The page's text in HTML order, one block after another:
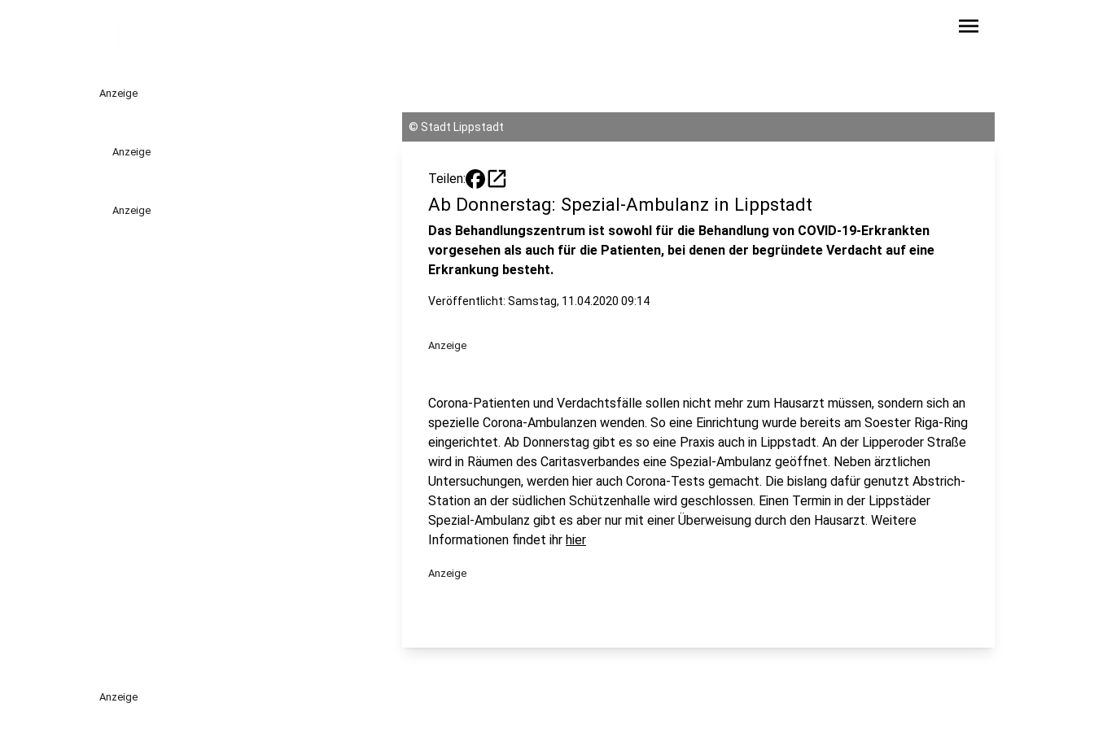
menu
Anzeige
Anzeige
Anzeige
© Stadt Lippstadt
Teilen: open_in_new
Ab Donnerstag: Spezial-Ambulanz in Lippstadt
Das Behandlungszentrum ist sowohl für die Behandlung von COVID-19-Erkrankten
vorgesehen als auch für die Patienten, bei denen der begründete Verdacht auf eine
Erkrankung besteht.
Veröffentlicht: Samstag, 11.04.2020 09:14
Anzeige
Corona-Patienten und Verdachtsfälle sollen nicht mehr zum Hausarzt müssen, sondern sich an
spezielle Corona-Ambulanzen wenden. So eine Einrichtung wurde bereits am Soester Riga-Ring
eingerichtet. Ab Donnerstag gibt es so eine Praxis auch in Lippstadt. An der Lipperoder Straße
wird in Räumen des Caritasverbandes eine Spezial-Ambulanz geöffnet. Neben ärztlichen
Untersuchungen, werden hier auch Corona-Tests gemacht. Die bislang dafür genutzt Abstrich-
Station an der südlichen Schützenhalle wird geschlossen. Einen Termin in der Lippstäder
Spezial-Ambulanz gibt es aber nur mit einer Überweisung durch den Hausarzt. Weitere
Informationen findet ihr hier
Anzeige
Anzeige